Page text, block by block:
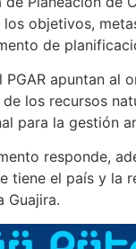
los objetivos,
de
PGAR apuntan
los recursos
para la gestión
responde,
tiene el país y la
Guajira.